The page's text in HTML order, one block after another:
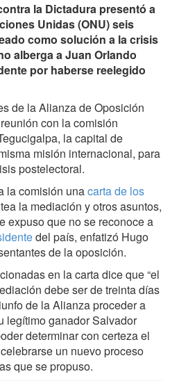
la Dictadura presentó a
Unidas (ONU) seis
como solución a la crisis
alberga a Juan Orlando
por haberse reelegido
de la Alianza de Oposición
con la comisión
la capital de
misión internacional, para
postelectoral.
la comisión unacarta de los
la mediación y otros asuntos,
expuso que no se reconoce a
del país, enfatizó Hugo
de la oposición.
en la carta dice que “el
debe ser de treinta días
de la Alianza proceder a
legítimo ganador Salvador
determinar con certeza el
un nuevo proceso
que se propuso.